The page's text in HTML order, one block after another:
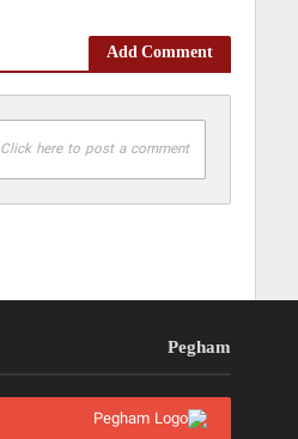
Add Comment
Click here to post a comment
Pegham